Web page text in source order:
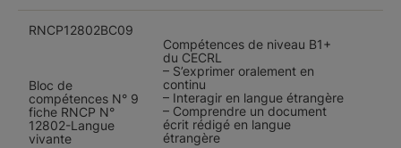
RNCP12802BC09
Bloc de
compétences N° 9
fiche RNCP N°
12802-Langue
vivante
Compétences de niveau B1+
du CECRL
– S’exprimer oralement en
continu
– Interagir en langue étrangère
– Comprendre un document
écrit rédigé en langue
étrangère